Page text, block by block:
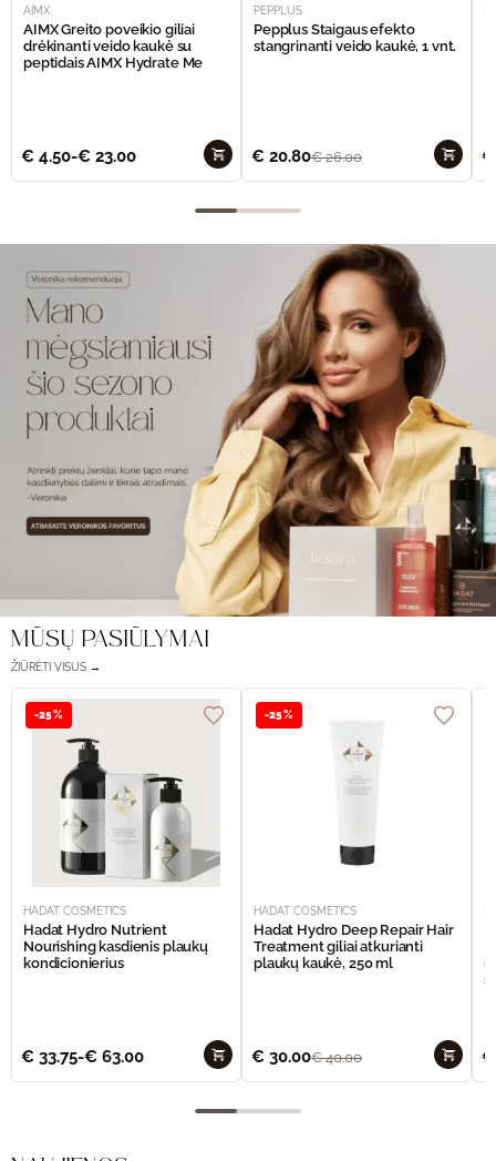
AIMX
AIMX Greito poveikio giliai
drėkinanti veido kaukė su
peptidais AIMX Hydrate Me
€ 4.50-€ 23.00
PEPPLUS
Pepplus Staigaus efekto
stangrinanti veido kaukė, 1 vnt.
€ 20.80€26.00 €
MŪSŲ PASIŪLYMAI
ŽIŪRĖTI VISUS →
-25%
HADAT COSMETICS
Hadat Hydro Nutrient
Nourishing kasdienis plaukų
kondicionierius
€ 33.75-€ 63.00
-25%
HADAT COSMETICS
Hadat Hydro Deep Repair Hair
Treatment giliai atkurianti
plaukų kaukė, 250 ml
€ 30.00€40.00 €